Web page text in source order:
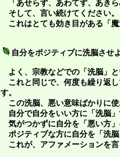
「あせらず、あわてず、あき
そして、言い続けてください。
これはとても効き目がある「
自分をポジティブに洗脳させ
よく、宗教などでの「洗脳」
これと同じで、何度も繰り返
す。
この洗脳、悪い意味ばかりに
自分で自分をいい方に「洗脳
気がつかずに自分を「悪い方
ポジティブな方に自分を「洗
これが、アファメーションを